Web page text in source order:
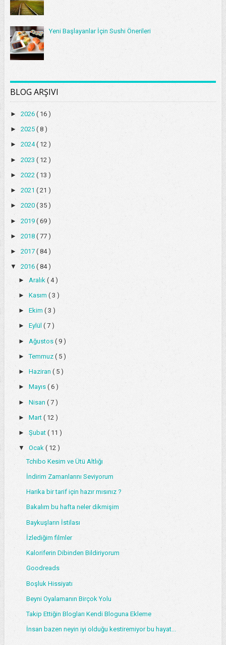
Yeni Başlayanlar İçin Sushi Önerileri
BLOG ARŞIVI
► 2026 ( 16 )
► 2025 ( 8 )
► 2024( 12 )
► 2023 ( 12 )
► 2022 ( 13 )
► 2021 ( 21 )
► 2020 ( 35 )
► 2019 ( 69 )
► 2018 ( 77 )
► 2017 ( 84 )
▼ 2016 ( 84 )
► Aralık ( 4 )
► Kasım ( 3 )
► Ekim ( 3 )
► Eylül ( 7 )
► Ağustos ( 9 )
►Temmuz ( 5 )
► Haziran ( 5 )
► Mayıs ( 6 )
► Nisan ( 7 )
► Mart ( 12 )
► Şubat ( 11 )
▼ Ocak( 12 )
Tchibo Kesim ve Ütü Altlığı
İndirim Zamanlarını Seviyorum
Harika bir tarif için hazır mısınız ?
Bakalım bu hafta neler dikmişim
Baykuşların İstilası
İzlediğim filmler
Kaloriferin Dibinden Bildiriyorum
Goodreads
Boşluk Hissiyatı
Beyni Oyalamanın Birçok Yolu
Takip Ettiğin Blogları Kendi Bloguna Ekleme
İnsan bazen neyin iyi olduğu kestiremiyor bu hayat...